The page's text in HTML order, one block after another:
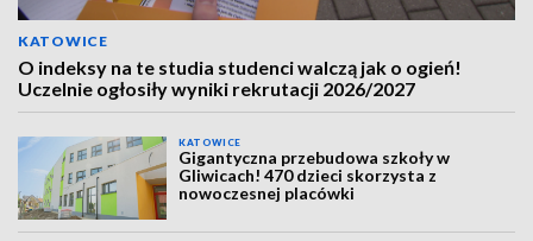
KATOWICE
O indeksy na te studia studenci walczą jak o ogień!
Uczelnie ogłosiły wyniki rekrutacji 2026/2027
KATOWICE
Gigantyczna przebudowa szkoły w
Gliwicach! 470 dzieci skorzysta z
nowoczesnej placówki